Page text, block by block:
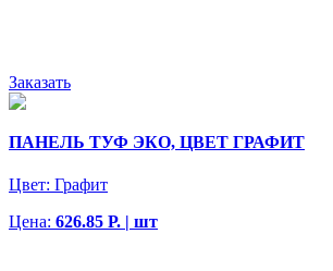
Заказать
ПАНЕЛЬ ТУФ ЭКО, ЦВЕТ ГРАФИТ
Цвет: Графит
Цена: 626.85 Р. | шт